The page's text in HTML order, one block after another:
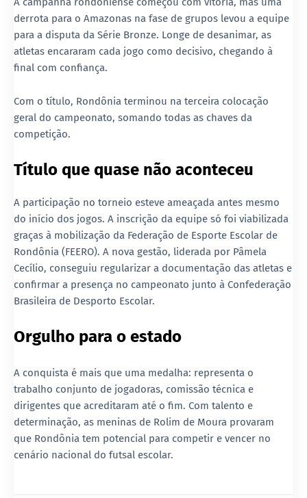
derrota para o Amazonas na fase de grupos levou a equipe
para a disputa da Série Bronze. Longe de desanimar, as
atletas encararam cada jogo como decisivo, chegando à
final com confiança.
Com o título, Rondônia terminou na terceira colocação
geral do campeonato, somando todas as chaves da
competição.
Título que quase não aconteceu
A participação no torneio esteve ameaçada antes mesmo
do início dos jogos. A inscrição da equipe só foi viabilizada
graças à mobilização da Federação de Esporte Escolar de
Rondônia (FEERO). A nova gestão, liderada por Pâmela
Cecílio, conseguiu regularizar a documentação das atletas e
confirmar a presença no campeonato junto à Confederação
Brasileira de Desporto Escolar.
Orgulho para o estado
A conquista é mais que uma medalha: representa o
trabalho conjunto de jogadoras, comissão técnica e
dirigentes que acreditaram até o fim. Com talento e
determinação, as meninas de Rolim de Moura provaram
que Rondônia tem potencial para competir e vencer no
cenário nacional do futsal escolar.